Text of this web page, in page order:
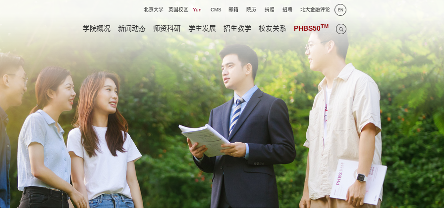
北京大学 英国校区 Yun CMS 邮箱 院历 捐赠 招聘 北大金融评论 EN
学院概况 新闻动态 师资科研 学生发展 招生教学 校友关系 PHBS50TM